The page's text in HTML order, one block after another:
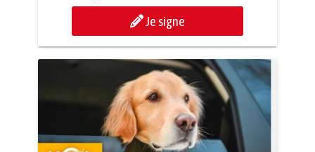
Je signe